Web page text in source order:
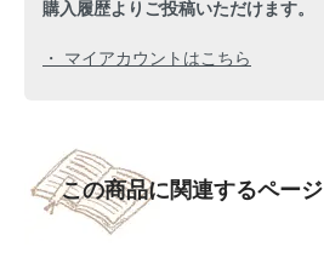
購入履歴よりご投稿いただけます。
・ マイアカウントはこちら
この商品に関連するページ